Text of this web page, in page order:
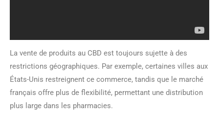
La vente de produits au CBD est toujours sujette à des
restrictions géographiques. Par exemple, certaines villes aux
États-Unis restreignent ce commerce, tandis que le marché
français offre plus de flexibilité, permettant une distribution
plus large dans les pharmacies.